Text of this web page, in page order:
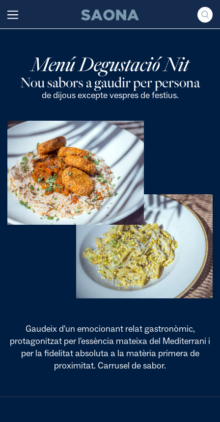
Grupo Saona
Menú Degustació Nit
Nou sabors a gaudir per persona
de dijous excepte vespres de festius.
Gaudeix d'un emocionant relat gastronòmic,
protagonitzat per l'essència mateixa del Mediterrani i
per la fidelitat absoluta a la matèria primera de
proximitat. Carrusel de sabor.